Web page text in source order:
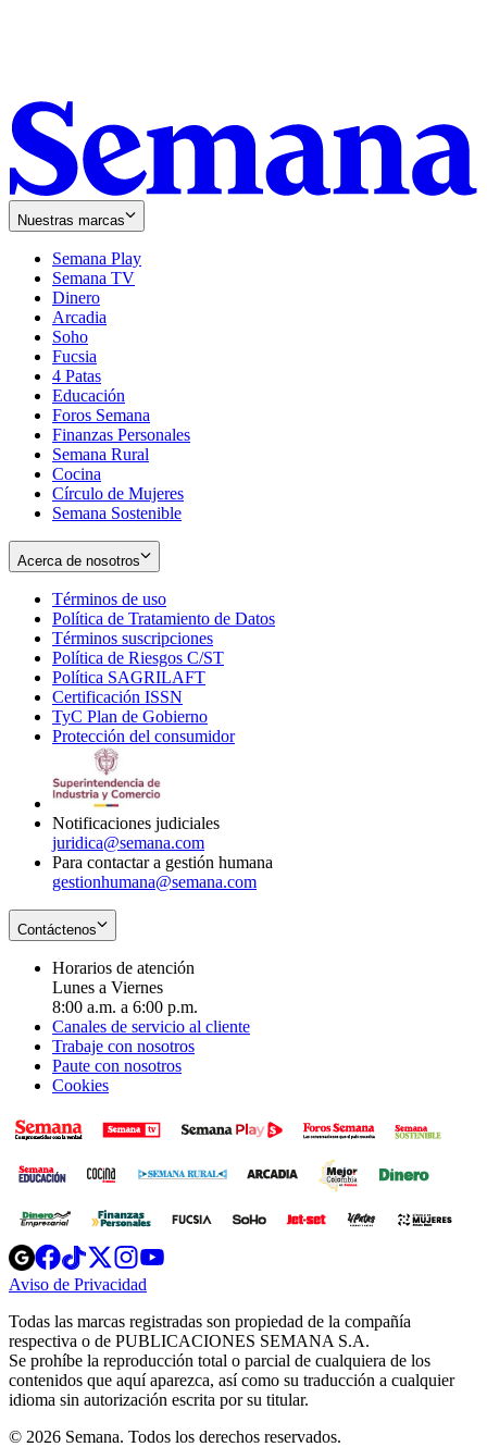
Nuestras marcas
Semana Play
Semana TV
Dinero
Arcadia
Soho
in
new
window
Fucsia
in
new
window
4 Patas
Educación
Foros Semana
Finanzas Personales
Semana Rural
Cocina
Círculo de Mujeres
Semana Sostenible
Acerca de nosotros
Términos de uso
in
new
window
Política de Tratamiento de Datos
Términos suscripciones
in
Política de Riesgos C/ST
Política SAGRILAFT
new
window
Certificación ISSN
in
new
TyC Plan de Gobierno
in
Protección del consumidorOpens
Notificaciones judiciales
juridica@semana.com
Para contactar a gestión humana
gestionhumana@semana.com
Contáctenos
Horarios de atención
Lunes a Viernes
8:00 a.m. a 6:00 p.m.
Canales de servicio al cliente
Trabaje con nosotros
Paute con nosotros
Cookies
Opens
in
new
Opens
in
new
Opens
in
new
window
Opens
new
windowwindow
Aviso de Privacidad
new
window
Todas las marcas registradas son propiedad de la compañía
respectiva o de PUBLICACIONES SEMANA S.A.
Se prohíbe la reproducción total o parcial de cualquiera de los
contenidos que aquí aparezca, así como su traducción a cualquier
idioma sin autorización escrita por su titular.
© 2026 Semana. Todos los derechos reservados.